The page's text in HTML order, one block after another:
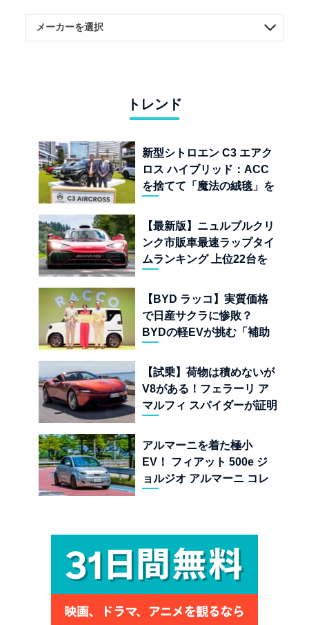
トレンド
新型シトロエン C3 エアク
ロス ハイブリッド：ACC
を捨てて「魔法の絨毯」を
児
【最新版】ニュルブルクリ
ンク市販車最速ラップタイ
ムランキング 上位22台を
【BYD ラッコ】実質価格
で日産サクラに惨敗？
BYDの軽EVが挑む「補助
界
【試乗】荷物は積めないが
V8がある！フェラーリ ア
マルフィ スパイダーが証明
ーの至福
アルマーニを着た極小
EV！ フィアット 500e ジ
ョルジオ アルマーニ コレ